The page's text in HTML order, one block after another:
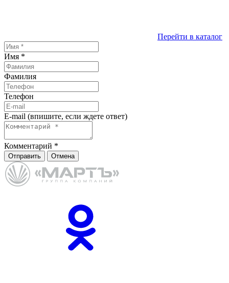
Перейти в каталог
Имя *
Фамилия
Телефон
E-mail (впишите, если ждете ответ)
Комментарий *
Отправить Отмена